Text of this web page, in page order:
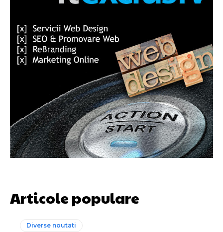
Articole populare
Diverse noutati